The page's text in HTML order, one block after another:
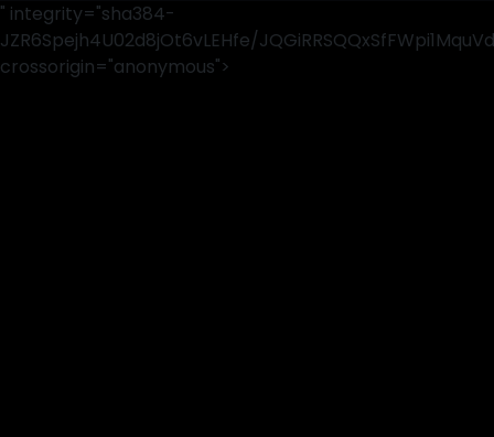
" integrity="sha384-
JZR6Spejh4U02d8jOt6vLEHfe/
crossorigin="anonymous">